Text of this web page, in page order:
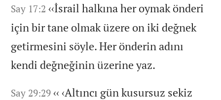
Say 17:2 ‹‹İsrail halkına her oymak önderi
için bir tane olmak üzere on iki değnek
getirmesini söyle.Her önderin adını
kendi değneğinin üzerine yaz.
Say 29:29 ‹‹ ‹Altıncı gün kusursuz sekiz